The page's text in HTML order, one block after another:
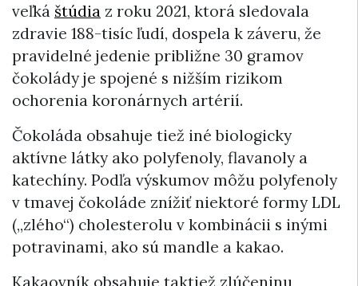
veľká štúdia z roku 2021, ktorá sledovala
zdravie 188-tisíc ľudí, dospela k záveru, že
pravidelné jedenie približne 30 gramov
čokolády je spojené s nižším rizikom
ochorenia koronárnych artérií.
Čokoláda obsahuje tiež iné biologicky
aktívne látky ako polyfenoly, flavanoly a
katechíny. Podľa výskumov môžu polyfenoly
v tmavej čokoláde znížiť niektoré formy LDL
(„zlého“) cholesterolu v kombinácii s inými
potravinami, ako sú mandle a kakao.